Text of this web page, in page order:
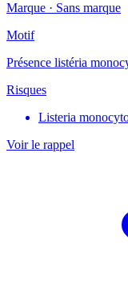
Marque · Sans marque
Motif
Présence listéria
Risques
Listeria
Voir le rappel